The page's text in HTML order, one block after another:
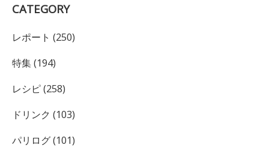
CATEGORY
レポート (250)
特集 (194)
レシピ (258)
ドリンク (103)
パリログ (101)